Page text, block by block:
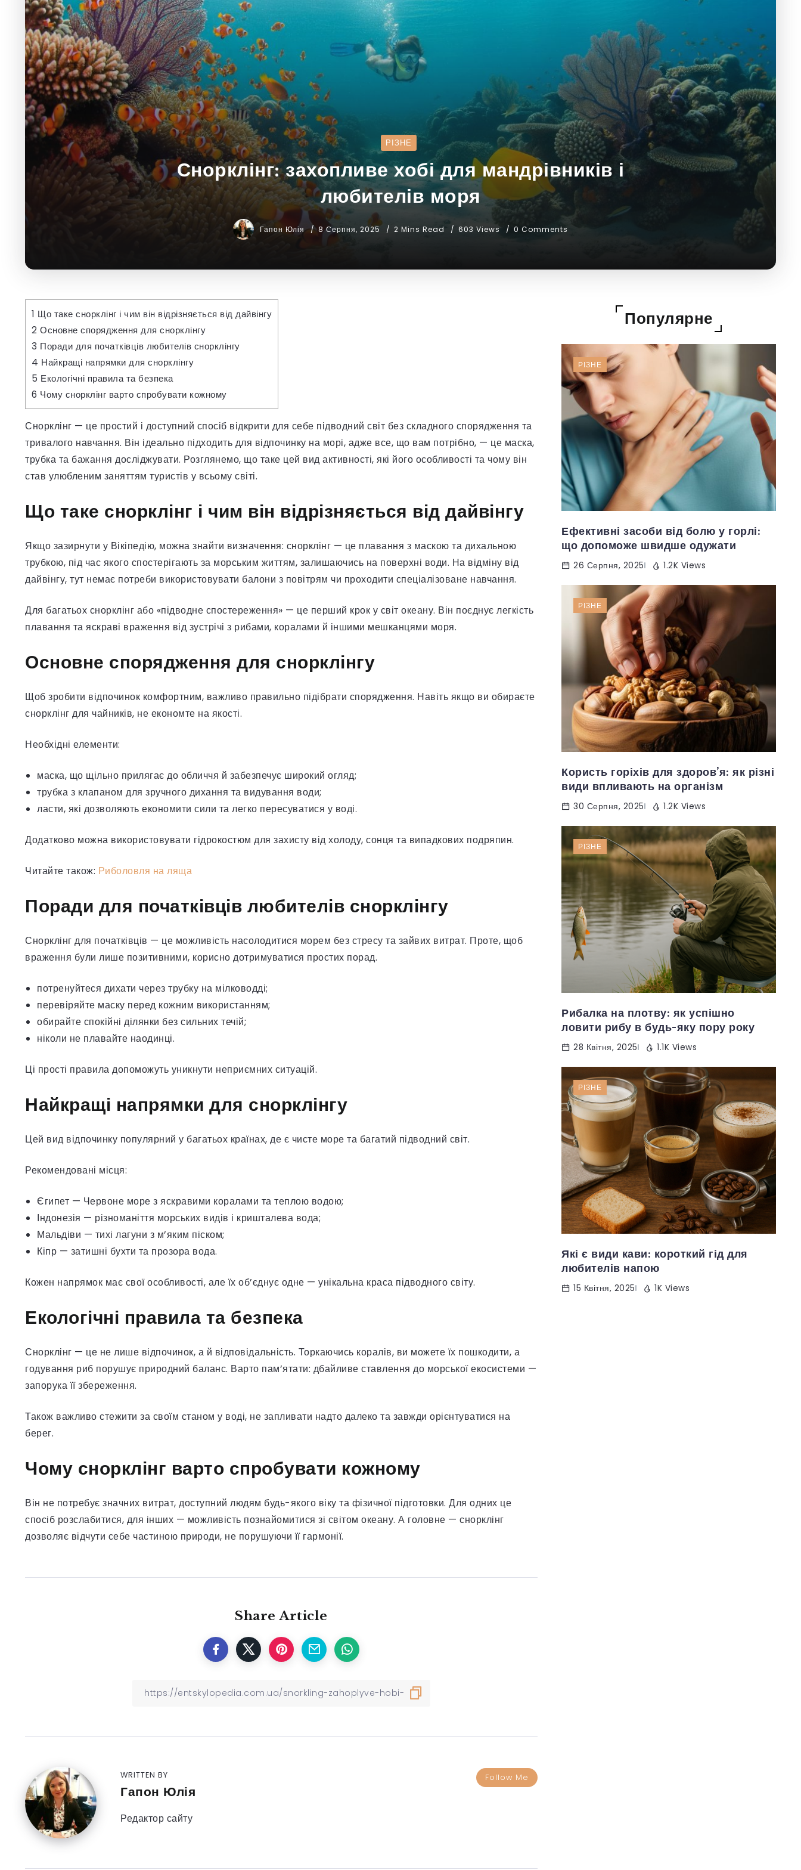
РІЗНЕ
Снорклінг: захопливе хобі для мандрівників і
любителів моря
Гапон Юлія 8 Серпня, 2025 2 Mins Read 603 Views 0 Comments
1 Що таке снорклінг і чим він відрізняється від дайвінгу
2 Основне спорядження для снорклінгу
3 Поради для початківців любителів снорклінгу
4 Найкращі напрямки для снорклінгу
5 Екологічні правила та безпека
6 Чому снорклінг варто спробувати кожному
Снорклінг — це простий і доступний спосіб відкрити для себе підводний світ без складного спорядження та
тривалого навчання. Він ідеально підходить для відпочинку на морі, адже все, що вам потрібно, — це маска,
трубка та бажання досліджувати. Розглянемо, що таке цей вид активності, які його особливості та чому він
став улюбленим заняттям туристів у всьому світі.
Що таке снорклінг і чим він відрізняється від дайвінгу
Якщо зазирнути у Вікіпедію, можна знайти визначення: снорклінг — це плавання з маскою та дихальною
трубкою, під час якого спостерігають за морським життям, залишаючись на поверхні води. На відміну від
дайвінгу, тут немає потреби використовувати балони з повітрям чи проходити спеціалізоване навчання.
Для багатьох снорклінг або «підводне спостереження» — це перший крок у світ океану. Він поєднує легкість
плавання та яскраві враження від зустрічі з рибами, коралами й іншими мешканцями моря.
Основне спорядження для снорклінгу
Щоб зробити відпочинок комфортним, важливо правильно підібрати спорядження. Навіть якщо ви обираєте
снорклінг для чайників, не економте на якості.
Необхідні елементи:
маска, що щільно прилягає до обличчя й забезпечує широкий огляд;
трубка з клапаном для зручного дихання та видування води;
ласти, які дозволяють економити сили та легко пересуватися у воді.
Додатково можна використовувати гідрокостюм для захисту від холоду, сонця та випадкових подряпин.
Читайте також: Риболовля на ляща
Поради для початківців любителів снорклінгу
Снорклінг для початківців — це можливість насолодитися морем без стресу та зайвих витрат. Проте, щоб
враження були лише позитивними, корисно дотримуватися простих порад.
потренуйтеся дихати через трубку на мілководді;
перевіряйте маску перед кожним використанням;
обирайте спокійні ділянки без сильних течій;
ніколи не плавайте наодинці.
Ці прості правила допоможуть уникнути неприємних ситуацій.
Найкращі напрямки для снорклінгу
Цей вид відпочинку популярний у багатьох країнах, де є чисте море та багатий підводний світ.
Рекомендовані місця:
Єгипет — Червоне море з яскравими коралами та теплою водою;
Індонезія — різноманіття морських видів і кришталева вода;
Мальдіви — тихі лагуни з м’яким піском;
Кіпр — затишні бухти та прозора вода.
Кожен напрямок має свої особливості, але їх об’єднує одне — унікальна краса підводного світу.
Екологічні правила та безпека
Снорклінг — це не лише відпочинок, а й відповідальність. Торкаючись коралів, ви можете їх пошкодити, а
годування риб порушує природний баланс. Варто пам’ятати: дбайливе ставлення до морської екосистеми —
запорука її збереження.
Також важливо стежити за своїм станом у воді, не запливати надто далеко та завжди орієнтуватися на
берег.
Чому снорклінг варто спробувати кожному
Він не потребує значних витрат, доступний людям будь-якого віку та фізичної підготовки. Для одних це
спосіб розслабитися, для інших — можливість познайомитися зі світом океану. А головне — снорклінг
дозволяє відчути себе частиною природи, не порушуючи її гармонії.
Share Article
Follow Me
WRITTEN BY
Гапон Юлія
Редактор сайту
Популярне
РІЗНЕ
Ефективні засоби від болю у горлі:
що допоможе швидше одужати
26 Серпня, 2025 1.2K Views
РІЗНЕ
Користь горіхів для здоров’я: як різні
види впливають на організм
30 Серпня, 2025 1.2K Views
РІЗНЕ
Рибалка на плотву: як успішно
ловити рибу в будь-яку пору року
28 Квітня, 2025 1.1K Views
РІЗНЕ
Які є види кави: короткий гід для
любителів напою
15 Квітня, 2025 1K Views